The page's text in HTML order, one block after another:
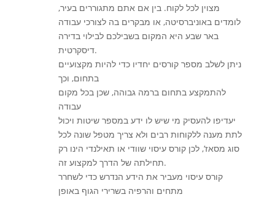
מצוין לכל לקוח. בין אם אתם מתגוררים בעיר,
לומדים באוניברסיטה, או מבקרים בה לצורכי עבודה
באר שבע היא המקום בשבילכם לבילוי בדירה
דיסקרטית.
ניתן לשלב מספר קורסים יחדיו כדי להיות מקצועיים
בתחום, וכך
להתמקצע בתחום ברמה גבוהה, שכן בכל מקום
עבודה
יעדיפו להעסיק מי שיש לו ידע במספר שיטות ויכול
לתת מענה ללקוחות רבים ולא צריך מטפל שונה לכל
סוג מסאז‘, לכן קורס עיסוי שוודי או תאילנדי הינו רק
תחילתה של הדרך למקצוע זה.
קורס עיסוי מעביר את הידע הנדרש כדי לשחרר
מתחים והרפיה בשרירי הגוף באופן